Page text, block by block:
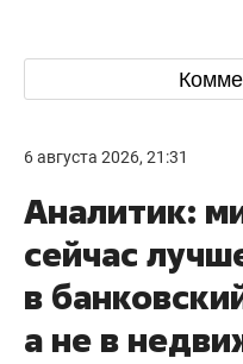
6 августа 2026, 21:31
Аналитик:
сейчас
в
а не в